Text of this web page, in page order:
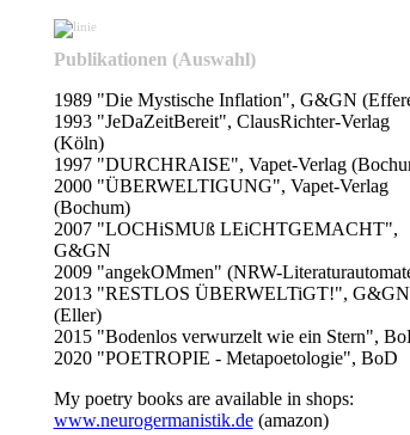
Publikationen (Auswahl)
1989 "Die Mystische Inflation", G&GN
1993 "JeDaZeitBereit", ClausRichter-Verlag
(Köln)
1997 "DURCHRAISE", Vapet-Verlag
2000 "ÜBERWELTIGUNG", Vapet-Verlag
(Bochum)
2007 "LOCHiSMUß LEiCHTGEMACHT",
G&GN
2009 "angekOMmen" (NRW-
2013 "RESTLOS ÜBERWELTiGT!", G&GN
(Eller)
2015 "Bodenlos verwurzelt wie ein Stern",
2020 "POETROPIE - Metapoetologie", BoD
My poetry books are available in shops:
www.neurogermanistik.de(amazon)